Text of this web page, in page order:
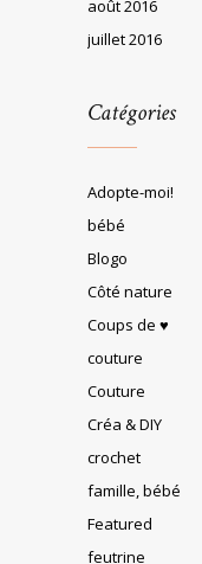
août 2016
juillet 2016
Catégories
Adopte-moi!
bébé
Blogo
Côté nature
Coups de ♥
couture
Couture
Créa & DIY
crochet
famille, bébé
Featured
feutrine